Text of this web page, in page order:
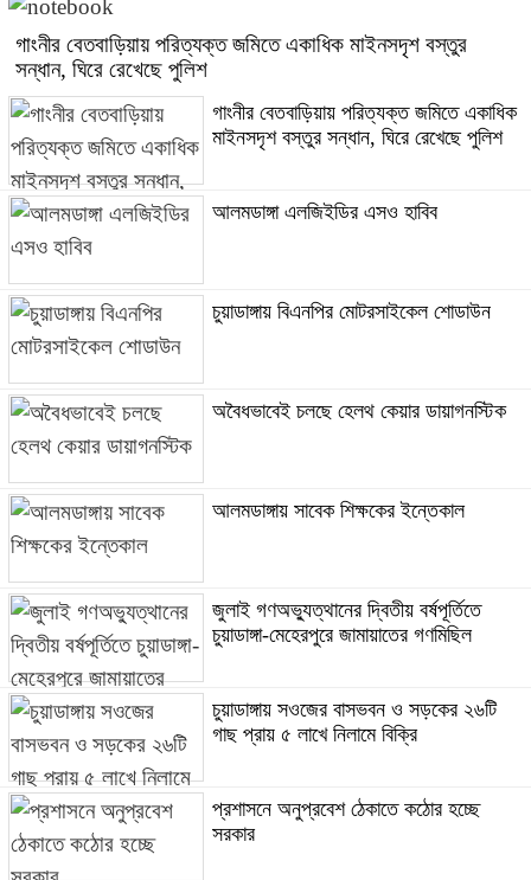
গাংনীর বেতবাড়িয়ায় পরিত্যক্ত জমিতে একাধিক মাইনসদৃশ বস্তুর
সন্ধান, ঘিরে রেখেছে পুলিশ
গাংনীর বেতবাড়িয়ায় পরিত্যক্ত জমিতে একাধিক
মাইনসদৃশ বস্তুর সন্ধান, ঘিরে রেখেছে পুলিশ
আলমডাঙ্গা এলজিইডির এসও হাবিব
চুয়াডাঙ্গায় বিএনপির মোটরসাইকেল শোডাউন
অবৈধভাবেই চলছে হেলথ কেয়ার ডায়াগনস্টিক
আলমডাঙ্গায় সাবেক শিক্ষকের ইন্তেকাল
জুলাই গণঅভ্যুত্থানের দ্বিতীয় বর্ষপূর্তিতে
চুয়াডাঙ্গা-মেহেরপুরে জামায়াতের গণমিছিল
চুয়াডাঙ্গায় সওজের বাসভবন ও সড়কের ২৬টি
গাছ প্রায় ৫ লাখে নিলামে বিক্রি
প্রশাসনে অনুপ্রবেশ ঠেকাতে কঠোর হচ্ছে
সরকার